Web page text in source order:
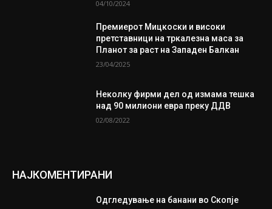
04/10/2024
Премиерот Мицкоски и високи
претставници на тркалезна маса за
Планот за раст на Западен Балкан
23/04/2025
Неколку фирми дел од измама тешка
над 90 милиони евра преку ДДВ
02/08/2022
НАЈКОМЕНТИРАНИ
Одгледување на банани во Скопје